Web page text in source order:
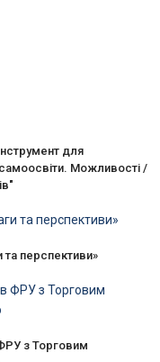
для
самоосвіти. Можливості /
та перспективи»
з Торговим